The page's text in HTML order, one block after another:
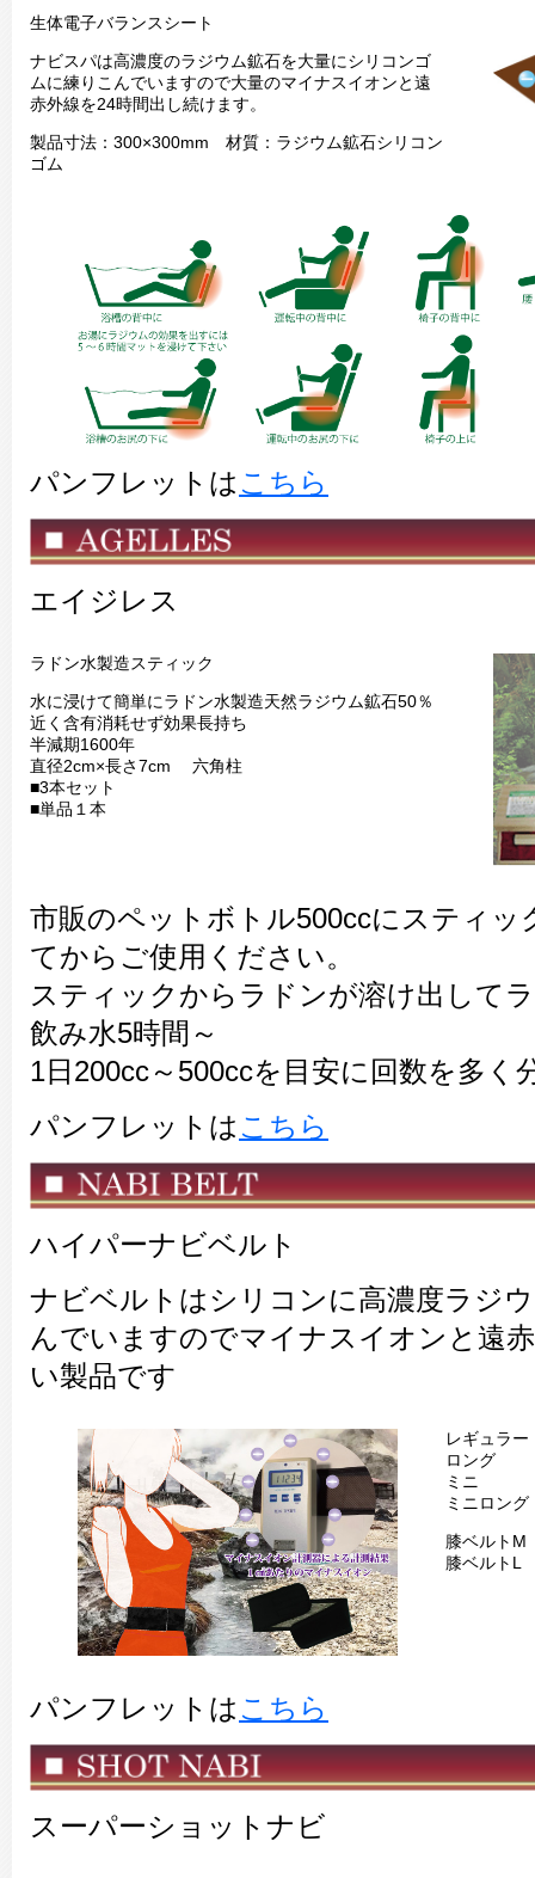
生体電子バランスシート
ナビスパは高濃度のラジウム鉱石を大量にシリコンゴ
ムに練りこんでいますので大量のマイナスイオンと遠
赤外線を24時間出し続けます。
製品寸法：300×300mm 材質：ラジウム鉱石シリコン
ゴム
パンフレットはこちら
エイジレス
ラドン水製造スティック
水に浸けて簡単にラドン水製造天然ラジウム鉱石50％
近く含有消耗せず効果長持ち
半減期1600年
直径2cm×長さ7cm 六角柱
■3本セット
■単品１本
市販のペットボトル500ccにスティッ
てからご使用ください。
スティックからラドンが溶け出して
飲み水5時間～
1日200cc～500ccを目安に回数を多く
パンフレットはこちら
ハイパーナビベルト
ナビベルトはシリコンに高濃度ラジ
んでいますのでマイナスイオンと遠
い製品です
レギュラ
ロング
ミニ 製
ミニロン
膝ベルトM
膝ベルトL
パンフレットはこちら
スーパーショットナビ